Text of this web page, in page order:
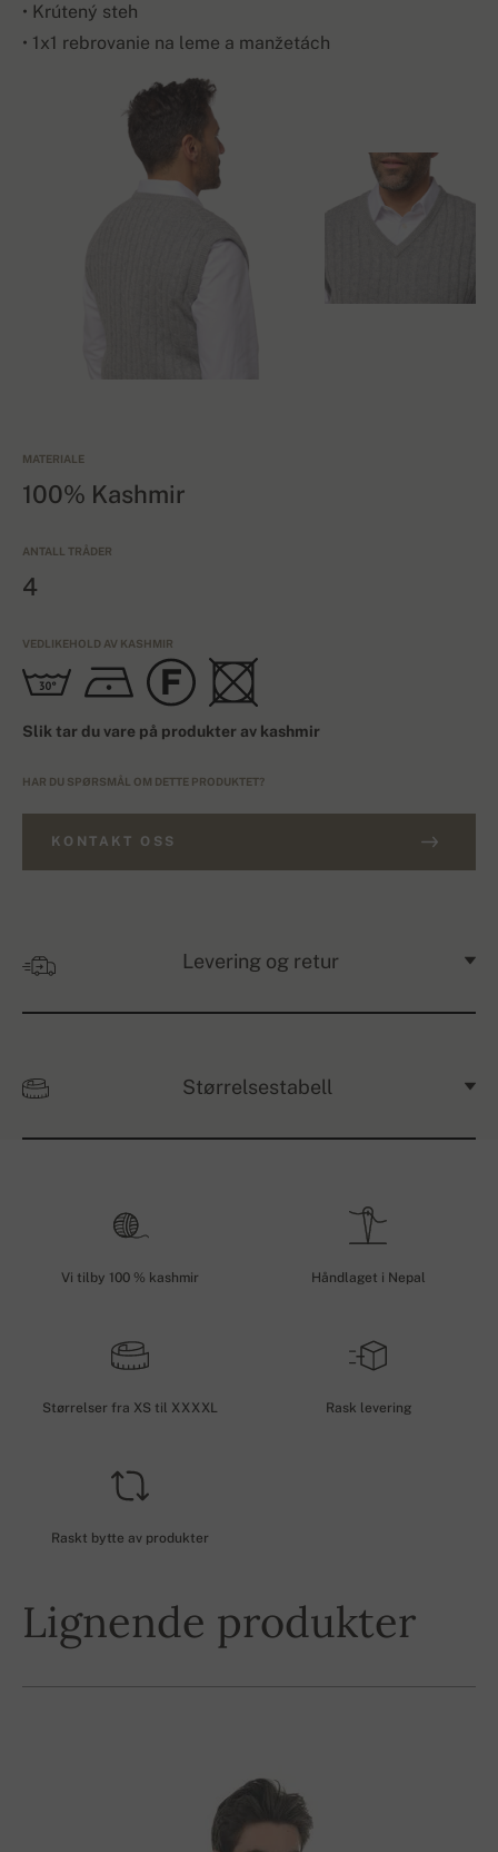
• Krútený steh
• 1x1 rebrovanie na leme a manžetách
MATERIALE
100% Kashmir
ANTALL TRÅDER
4
VEDLIKEHOLD AV KASHMIR
Slik tar du vare på produkter av kashmir
HAR DU SPØRSMÅL OM DETTE PRODUKTET?
KONTAKT OSS
Levering og retur
Størrelsestabell
Vi tilby 100 % kashmir Håndlaget i Nepal
Størrelser fra XS til XXXXL Rask levering
Raskt bytte av produkter
Lignende produkter